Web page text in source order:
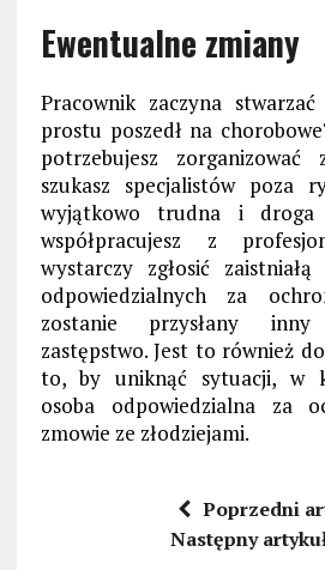
Ewentualne zmiany
Pracownik zaczyna
prostu poszedł na
potrzebujesz
szukasz specjalistów poza
wyjątkowo trudna i droga
współpracujesz z
wystarczy zgłosić
odpowiedzialnych za
zostanie przysłany
zastępstwo. Jest to również
to, by uniknąć sytuacji, w
osoba odpowiedzialna za
zmowie ze złodziejami.
Poprzedni
Następny